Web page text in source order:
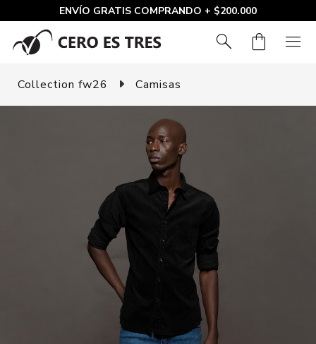
ENVÍO GRATIS COMPRANDO + $200.000
search shopping_bag menu
Collection fw26 Camisas